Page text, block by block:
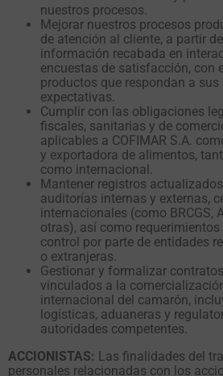
nuestros procesos.
Mejorar nuestros procesos
de atención al cliente, a partir
información recabada en
encuestas de satisfacción, con
productos que respondan a sus
expectativas.
Cumplir con las obligaciones
fiscales, sanitarias y de
aplicables a COFIMAR S.A.
y exportadora de alimentos,
como internacional.
Mantener registros
auditorías internas y externas,
internacionales (como BRCGS,
otras), así como
control por parte de entidades
o extranjeras.
Gestionar y formalizar
vinculados a la
internacional del camarón,
logísticas, aduaneras y
autoridades competentes.
ACCIONISTAS: Las finalidades del
personales relacionadas con los